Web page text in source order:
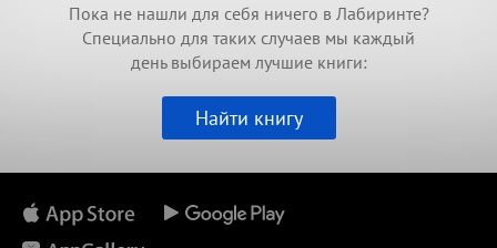
Пока не нашли для себя ничего в Лабиринте?
Специально для таких случаев мы каждый
день выбираем лучшие книги:
Найти книгу